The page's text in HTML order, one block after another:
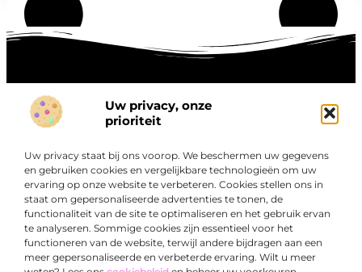
Uw privacy, onze
prioriteit
Uw privacy staat bij ons voorop. We beschermen uw gegevens
en gebruiken cookies en vergelijkbare technologieën om uw
ervaring op onze website te verbeteren. Cookies stellen ons in
staat om gepersonaliseerde advertenties te tonen, de
functionaliteit van de site te optimaliseren en het gebruik ervan
te analyseren. Sommige cookies zijn essentieel voor het
functioneren van de website, terwijl andere bijdragen aan een
meer gepersonaliseerde en verbeterde ervaring. Wilt u meer
Over
Bedrijf
“Ontdek een wereld van boeiende blogs en artikelen die
je zowel inspireren als informeren.”
Bij Exclusiefbedrijf.nl draait alles om het leveren van
kwalitatieve inzichten en verhalen die jouw dagelijks leven
verrijken en je uitdagen om verder te denken.
Onze informatie